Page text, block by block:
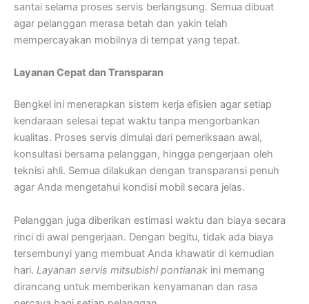
santai selama proses servis berlangsung. Semua dibuat
agar pelanggan merasa betah dan yakin telah
mempercayakan mobilnya di tempat yang tepat.
Layanan Cepat dan Transparan
Bengkel ini menerapkan sistem kerja efisien agar setiap
kendaraan selesai tepat waktu tanpa mengorbankan
kualitas. Proses servis dimulai dari pemeriksaan awal,
konsultasi bersama pelanggan, hingga pengerjaan oleh
teknisi ahli. Semua dilakukan dengan transparansi penuh
agar Anda mengetahui kondisi mobil secara jelas.
Pelanggan juga diberikan estimasi waktu dan biaya secara
rinci di awal pengerjaan. Dengan begitu, tidak ada biaya
tersembunyi yang membuat Anda khawatir di kemudian
hari. Layanan servis mitsubishi pontianak ini memang
dirancang untuk memberikan kenyamanan dan rasa